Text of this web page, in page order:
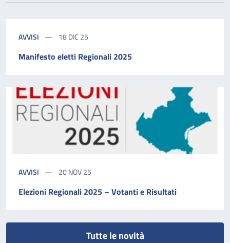
AVVISI 18 DIC 25
Manifesto eletti Regionali 2025
AVVISI 20 NOV 25
Elezioni Regionali 2025 – Votanti e Risultati
Tutte le novità